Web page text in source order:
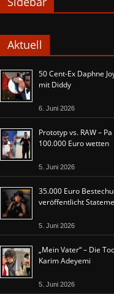
Aktuell
50 Cent-Ex Daphne
mit Diddy
6. Juni 2026
Prototyp vs. RAW –
100.000 Euro wetten
5. Juni 2026
35.000 Euro
veröffentlicht
5. Juni 2026
„Mein Vater“ – Die
Karim Adeyemi
5. Juni 2026